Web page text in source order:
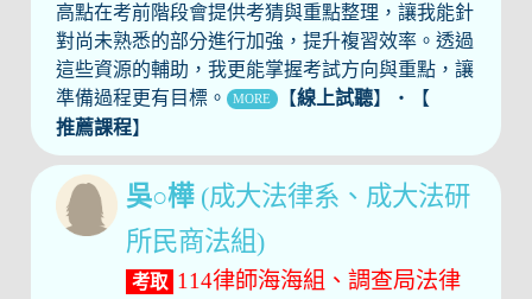
高點在考前階段會提供考猜與重點整理，讓我能針
對尚未熟悉的部分進行加強，提升複習效率。透過
這些資源的輔助，我更能掌握考試方向與重點，讓
準備過程更有目標。
MORE 【線上試聽】‧【
推薦課程】
吳○樺(成大法律系、成大法研
所民商法組)
考取 114律師海海組、調查局法律